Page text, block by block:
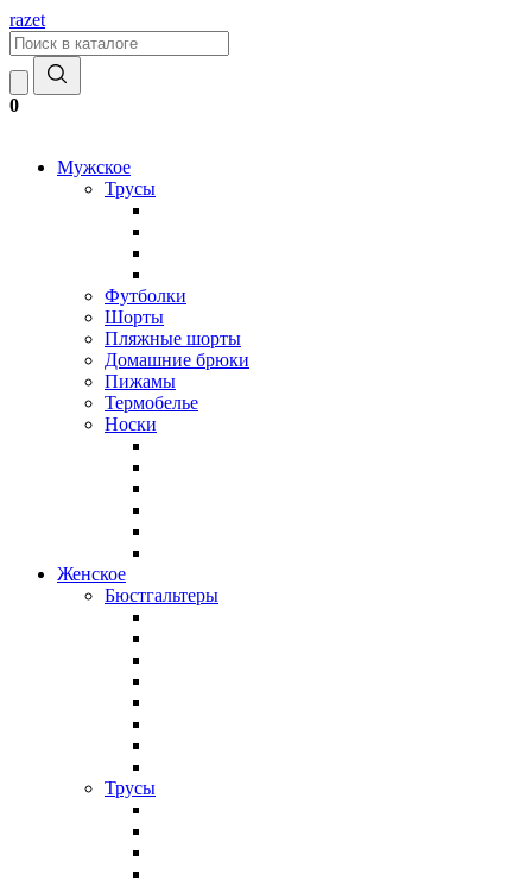
razet
0
Мужское
Трусы
Футболки
Шорты
Пляжные шорты
Домашние брюки
Пижамы
Термобелье
Носки
Женское
Бюстгальтеры
Трусы